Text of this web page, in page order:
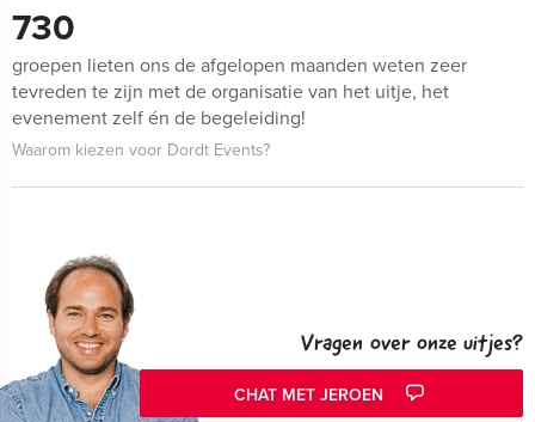
730
groepen lieten ons de afgelopen maanden weten zeer
tevreden te zijn met de organisatie van het uitje, het
evenement zelf én de begeleiding!
Waarom kiezen voor Dordt Events?
Vragen over onze uitjes?
CHAT MET JEROEN